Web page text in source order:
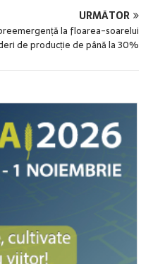
URMĂTOR
preemergență la floarea-soarelui
de producție de până la 30%